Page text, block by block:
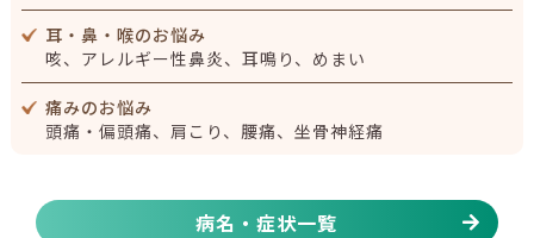
【腎臓ブログ】むくみ＋血圧が高い人は腎臓を疑うべき？
見逃せないサインと漢方での整え方
耳・鼻・喉のお悩み
咳、アレルギー性鼻炎、耳鳴り、めまい
痛みのお悩み
頭痛・偏頭痛、肩こり、腰痛、坐骨神経痛
病名・症状一覧